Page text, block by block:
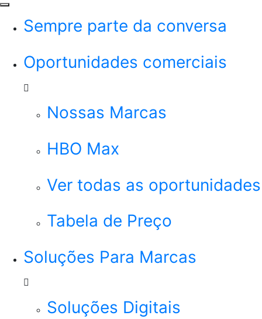
Sempre parte da conversa
Oportunidades comerciais
Nossas Marcas
HBO Max
Ver todas as oportunidades
Tabela de Preço
Soluções Para Marcas
Soluções Digitais